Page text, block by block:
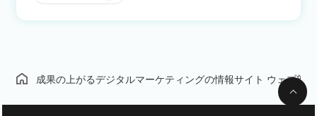
成果の上がるデジタルマーケティングの情報サイト ウェブ部